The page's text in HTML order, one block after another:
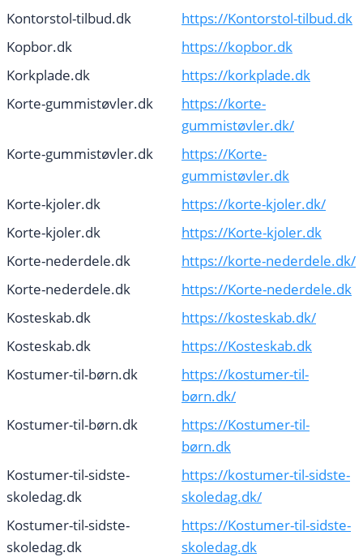
Kontorstol-tilbud.dk
https://Kontorstol-tilbud.dk
Kopbor.dk
https://kopbor.dk
Korkplade.dk
https://korkplade.dk
Korte-gummistøvler.dk
https://korte-
gummistøvler.dk/
Korte-gummistøvler.dk
https://Korte-
gummistøvler.dk
Korte-kjoler.dk
https://korte-kjoler.dk/
Korte-kjoler.dk
https://Korte-kjoler.dk
Korte-nederdele.dk
https://korte-nederdele.dk/
Korte-nederdele.dk
https://Korte-nederdele.dk
Kosteskab.dk
https://kosteskab.dk/
Kosteskab.dk
https://Kosteskab.dk
Kostumer-til-børn.dk
https://kostumer-til-
børn.dk/
Kostumer-til-børn.dk
https://Kostumer-til-
børn.dk
Kostumer-til-sidste-
skoledag.dk
https://kostumer-til-sidste-
skoledag.dk/
Kostumer-til-sidste-
skoledag.dk
https://Kostumer-til-sidste-
skoledag.dk